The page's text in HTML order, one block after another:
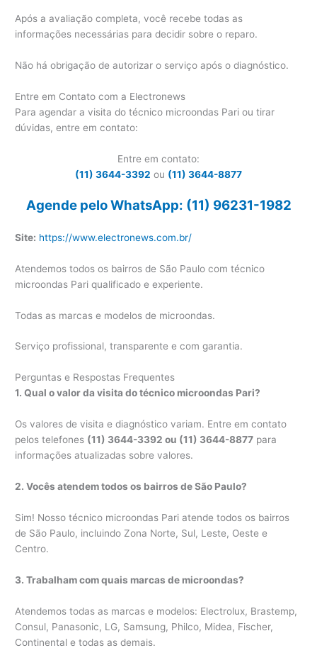
Após a avaliação completa, você recebe todas as
informações necessárias para decidir sobre o reparo.
Não há obrigação de autorizar o serviço após o diagnóstico.
Entre em Contato com a Electronews
Para agendar a visita do técnico microondas Pari ou tirar
dúvidas, entre em contato:
Entre em contato:
(11) 3644-3392 ou (11) 3644-8877
Agende pelo WhatsApp: (11) 96231-1982
Site: https://www.electronews.com.br/
Atendemos todos os bairros de São Paulo com técnico
microondas Pari qualificado e experiente.
Todas as marcas e modelos de microondas.
Serviço profissional, transparente e com garantia.
Perguntas e Respostas Frequentes
1. Qual o valor da visita do técnico microondas Pari?
Os valores de visita e diagnóstico variam. Entre em contato
pelos telefones (11) 3644-3392 ou (11) 3644-8877 para
informações atualizadas sobre valores.
2. Vocês atendem todos os bairros de São Paulo?
Sim! Nosso técnico microondas Pari atende todos os bairros
de São Paulo, incluindo Zona Norte, Sul, Leste, Oeste e
Centro.
3. Trabalham com quais marcas de microondas?
Atendemos todas as marcas e modelos: Electrolux, Brastemp,
Consul, Panasonic, LG, Samsung, Philco, Midea, Fischer,
Continental e todas as demais.